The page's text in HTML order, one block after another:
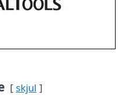
skjul